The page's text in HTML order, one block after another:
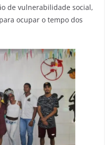
de vulnerabilidade social,
ocupar o tempo dos